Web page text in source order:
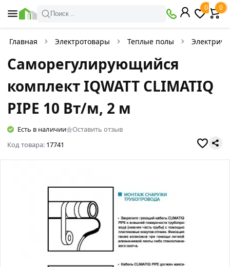
Поиск ..
0 0
Главная Электротовары Теплые полы
Саморегулирующийся
комплект IQWATT CLIMATIQ
PIPE 10 Вт/м, 2 м
Есть в наличии
Оставить отзыв
Код товара: 17741